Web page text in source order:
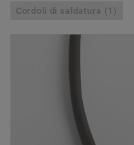
Cordoli di saldatura (1)